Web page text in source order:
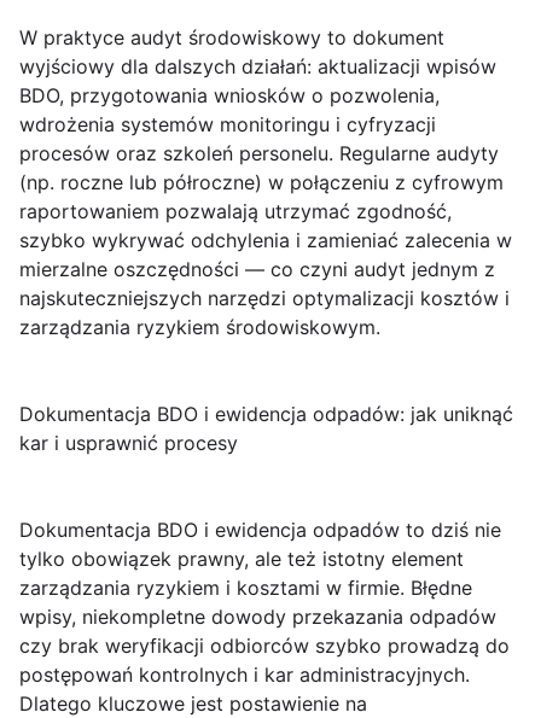
W praktyce audyt środowiskowy to dokument
wyjściowy dla dalszych działań: aktualizacji wpisów
BDO, przygotowania wniosków o pozwolenia,
wdrożenia systemów monitoringu i cyfryzacji
procesów oraz szkoleń personelu. Regularne audyty
(np. roczne lub półroczne) w połączeniu z cyfrowym
raportowaniem pozwalają utrzymać zgodność,
szybko wykrywać odchylenia i zamieniać zalecenia w
mierzalne oszczędności — co czyni audyt jednym z
najskuteczniejszych narzędzi optymalizacji kosztów i
zarządzania ryzykiem środowiskowym.
Dokumentacja BDO i ewidencja odpadów: jak uniknąć
kar i usprawnić procesy
Dokumentacja BDO i ewidencja odpadów to dziś nie
tylko obowiązek prawny, ale też istotny element
zarządzania ryzykiem i kosztami w firmie. Błędne
wpisy, niekompletne dowody przekazania odpadów
czy brak weryfikacji odbiorców szybko prowadzą do
postępowań kontrolnych i kar administracyjnych.
Dlatego kluczowe jest postawienie na